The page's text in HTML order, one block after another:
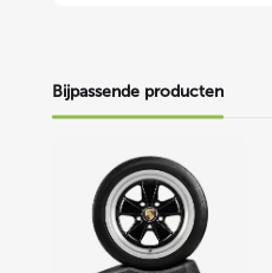
Bijpassende producten
Bandenbeschermers